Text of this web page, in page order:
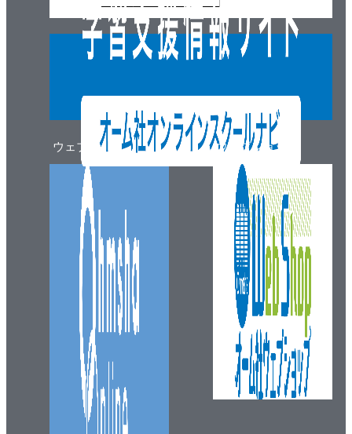
ウェブマガジン ウェブショップ